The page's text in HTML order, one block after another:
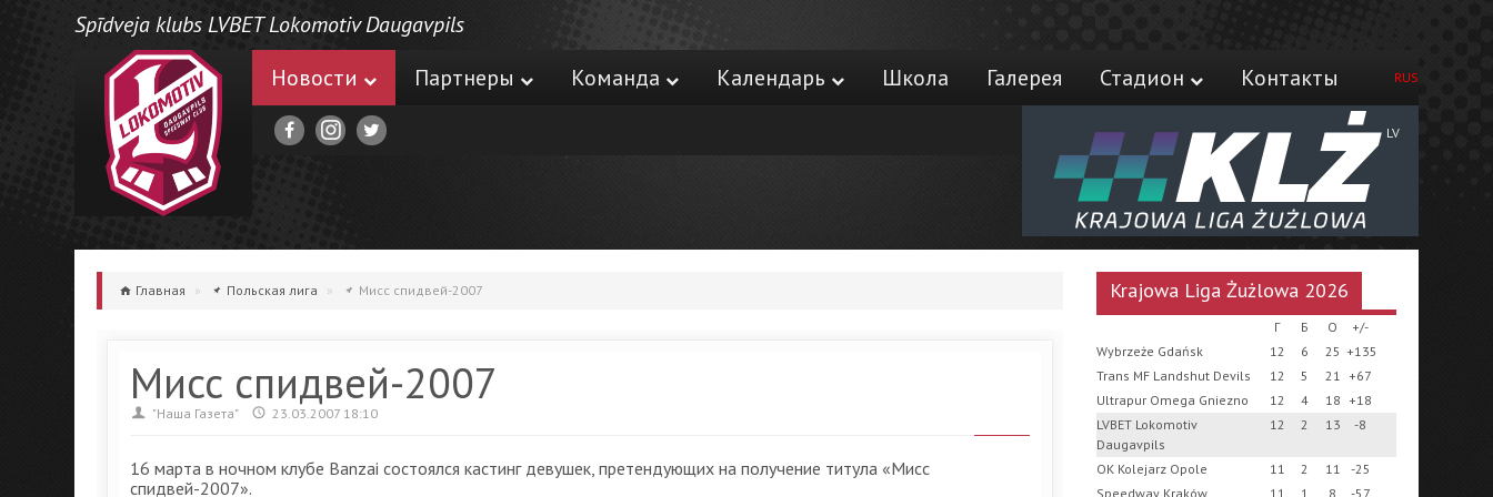
Spīdveja klubs LVBET Lokomotiv Daugavpils
Новости
Партнеры Команда Календарь Школа Галерея Стадион Контакты RUS
LV
Главная » Польская лига » Мисс спидвей-2007
Мисс спидвей-2007
"Наша Газета" 23.03.2007 18:10
16 марта в ночном клубе Banzai состоялся кастинг девушек, претендующих на получение титула «Мисс
спидвей-2007».
Krajowa Liga Żużlowa 2026
Г Б О
+/-
Wybrzeże Gdańsk
12 6 25 +135
Trans MF Landshut Devils
12 5 21 +67
Ultrapur Omega Gniezno
12 4 18 +18
LVBET Lokomotiv
Daugavpils
12 2 13 -8
OK Kolejarz Opole 11 2 11
-25
Speedway Kraków
11 1 8 -57